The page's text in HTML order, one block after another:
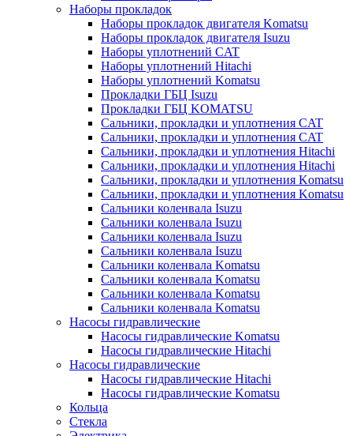
Наборы прокладок
Наборы прокладок двигателя Komatsu
Наборы прокладок двигателя Isuzu
Наборы уплотнений CAT
Наборы уплотнений Hitachi
Наборы уплотнений Komatsu
Прокладки ГБЦ Isuzu
Прокладки ГБЦ KOMATSU
Сальники, прокладки и уплотнения CAT
Сальники, прокладки и уплотнения CAT
Сальники, прокладки и уплотнения Hitachi
Сальники, прокладки и уплотнения Hitachi
Сальники, прокладки и уплотнения Komatsu
Сальники, прокладки и уплотнения Komatsu
Сальники коленвала Isuzu
Сальники коленвала Isuzu
Сальники коленвала Isuzu
Сальники коленвала Isuzu
Сальники коленвала Komatsu
Сальники коленвала Komatsu
Сальники коленвала Komatsu
Сальники коленвала Komatsu
Насосы гидравлические
Насосы гидравлические Komatsu
Насосы гидравлические Hitachi
Насосы гидравлические
Насосы гидравлические Hitachi
Насосы гидравлические Komatsu
Кольца
Стекла